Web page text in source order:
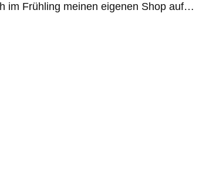
im Frühling meinen eigenen Shop auf…